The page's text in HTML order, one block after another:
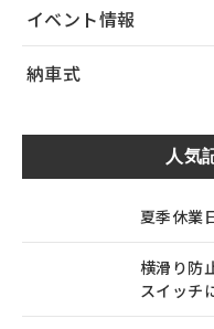
イベント情報
納車式
人気
夏季休業
横滑り防
スイッチ